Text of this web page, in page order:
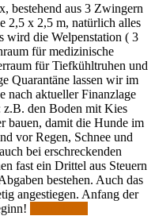
bestehend aus 3 Zwingern
2,5 x 2,5 m, natürlich alles
wird die Welpenstation ( 3
für medizinische
für Tiefkühltruhen und
Quarantäne lassen wir im
nach aktueller Finanzlage
z.B. den Boden mit Kies
bauen, damit die Hunde im
vor Regen, Schnee und
bei erschreckenden
fast ein Drittel aus Steuern
bestehen. Auch das
angestiegen. Anfang der